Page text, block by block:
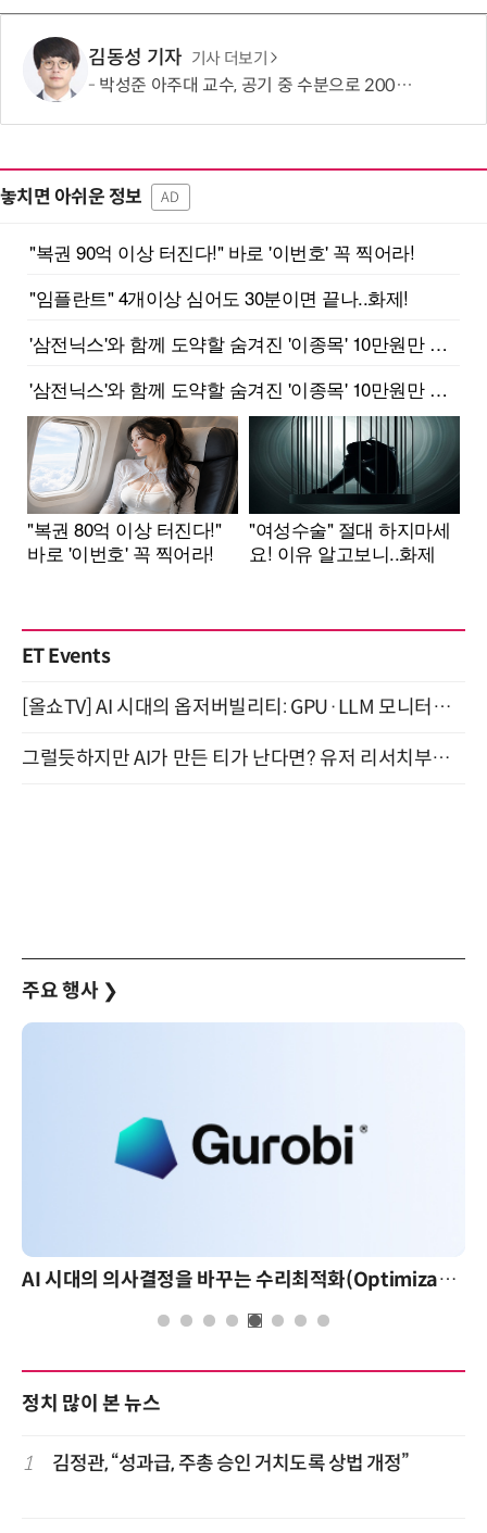
김동성 기자 기사 더보기
박성준 아주대 교수, 공기 중 수분으로 200㎛ 피부 부착 전지 개발
놓치면 아쉬운 정보 AD
ET Events
[올쇼TV] AI 시대의 옵저버빌리티: GPU·LLM 모니터링부터 AI 기반 장애 대응까지 (8/11 생방송)
그럴듯하지만 AI가 만든 티가 난다면? 유저 리서치부터 배포까지! (9/15)
주요 행사 ❯
AI 시대의 의사결정을 바꾸는 수리최적화(Optimization): 실제 산업 적용 사례와 활용 전략
정치 많이 본 뉴스
1 김정관, “성과급, 주총 승인 거치도록 상법 개정”